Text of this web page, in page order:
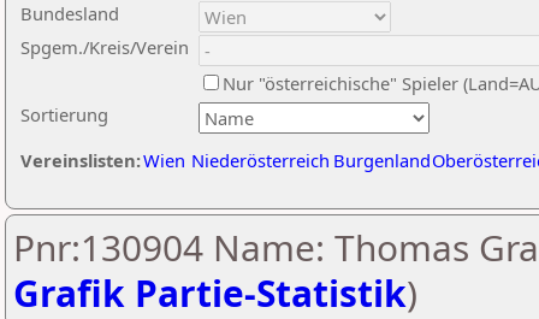
Sortierung
Bundesland
Spgem./Kreis/Verein
Nur "österreichische" Spieler
Vereinslisten:Wien Niederösterreich Burgenland
Pnr:130904 Name: Thomas
Grafik Partie-Statistik)